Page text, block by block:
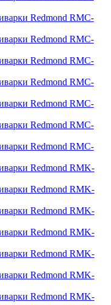
Redmond RMC-
Redmond RMC-
Redmond RMC-
Redmond RMC-
Redmond RMC-
Redmond RMC-
Redmond RMC-
Redmond RMK-
Redmond RMK-
Redmond RMK-
Redmond RMK-
Redmond RMK-
Redmond RMK-
Redmond RMK-